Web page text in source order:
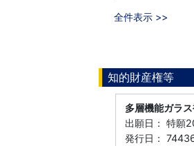
全件表示 >>
知的財産権等
多層機能ガラ
出願日： 特
発行日：